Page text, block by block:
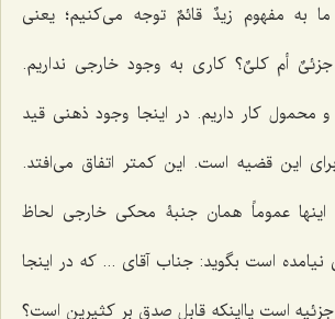
به مفهوم زیدٌ قائمٌ توجه می‌کنیم؛ یعنی
جزئیٌ أم کلیٌ؟ کاری به وجود خارجی نداریم.
محمول کار داریم. در اینجا وجود ذهنی قید
این قضیه است. این کمتر اتفاق می‌افتد.
اینها عموماً همان جنبۀ محکی خارجی لحاظ
است بگوید: جناب آقای ... که در اینجا
است یااینکه قابل صدق بر کثیرین است؟